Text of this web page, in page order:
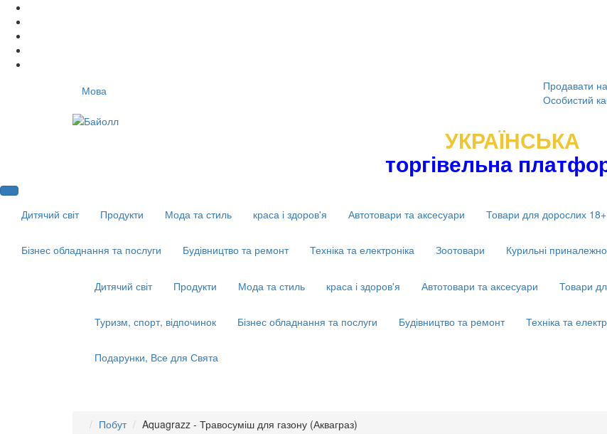
Мова
Продавати
Особистий
УКРАЇНСЬКА
торгівельна
Дитячий світ Продукти Мода та стиль краса і здоров'я Автотовари та аксесуари Товари для дорослих 18+
Бізнес обладнання та послуги Будівництво та ремонт Техніка та електроніка Зоотовари Курильні
Дитячий світ Продукти Мода та стиль краса і здоров'я Автотовари та аксесуари Товари
Туризм, спорт, відпочинок Бізнес обладнання та послуги Будівництво та ремонт Техніка та
Подарунки, Все для Свята
Побут Aquagrazz - Травосуміш для газону (Акваграз)